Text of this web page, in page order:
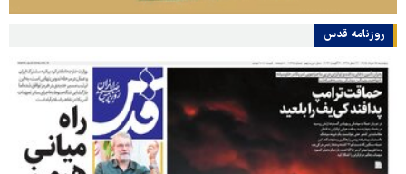
روزنامه قدس